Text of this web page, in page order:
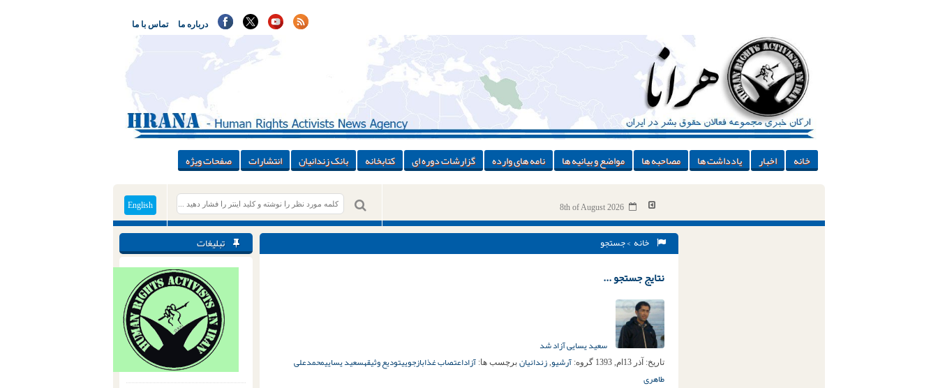
تماس با ما درباره ما
خانه اخبار یادداشت ها مصاحبه ها مواضع و بیانیه ها نامه های وارده گزارشات دوره ای کتابخانه بانک زندانیان انتشارات صفحات ویژه
English 8th of August 2026
تبلیغات خانه > جستجو
نتایج جستجو ...
سعید یسایی آزاد شد
تاریخ: آذر 13ام, 1393 گروه: آرشیو, زندانیان برچسب ها: آزاداعتصاب غذابازجوییتودیع وثیقهسعید یساییمحمدعلی
طاهری